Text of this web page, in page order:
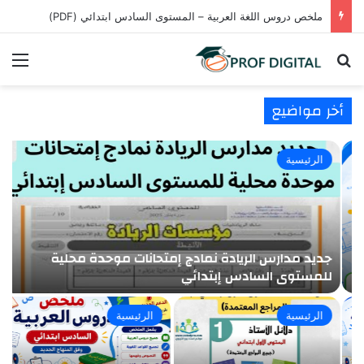
بحث عن
أخر مواضيع
الرئيسية
جديد مدارس الريادة نمادج إمتحانات موحدة محلية
للمستوى السادس إبتدائي
الرئيسية الرئيسية